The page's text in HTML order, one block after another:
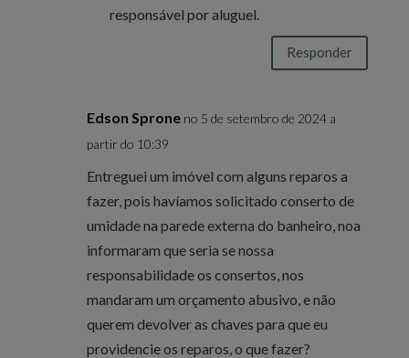
responsável por aluguel.
Responder
Edson Sprone no 5 de setembro de 2024 a
partir do 10:39
Entreguei um imóvel com alguns reparos a
fazer, pois havíamos solicitado conserto de
umidade na parede externa do banheiro, noa
informaram que seria se nossa
responsabilidade os consertos, nos
mandaram um orçamento abusivo, e não
querem devolver as chaves para que eu
providencie os reparos, o que fazer?